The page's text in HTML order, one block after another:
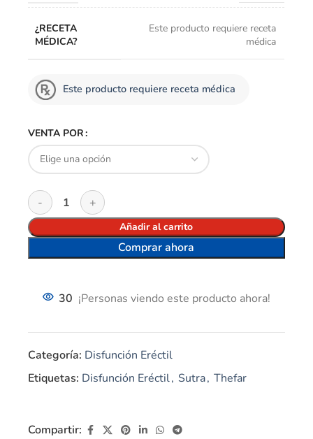
¿RECETA
MÉDICA?
Este producto requiere receta
médica
Este producto requiere receta médica
VENTA POR
Añadir al carrito
Comprar ahora
30 ¡Personas viendo este producto ahora!
Categoría: Disfunción Eréctil
Etiquetas: Disfunción Eréctil, Sutra, Thefar
Compartir: